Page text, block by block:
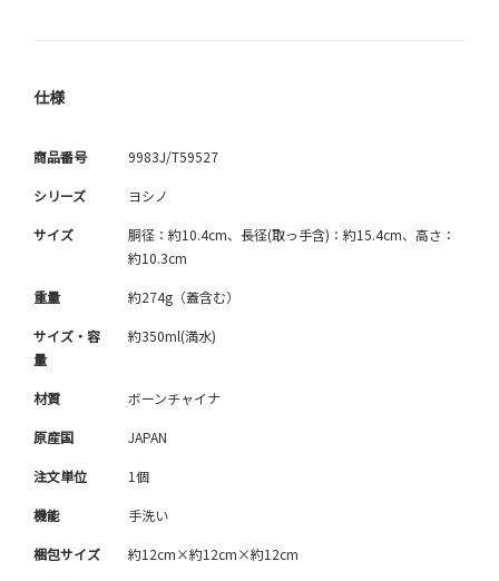
仕様
商品番号 9983J/T59527
シリーズ ヨシノ
サイズ
胴径：約10.4cm、長径(取っ手含)：約15.4cm、高さ：
約10.3cm
重量 約274g（蓋含む）
サイズ・容
量
約350ml(満水)
材質 ボーンチャイナ
原産国 JAPAN
注文単位 1個
機能 手洗い
梱包サイズ 約12cm×約12cm×約12cm